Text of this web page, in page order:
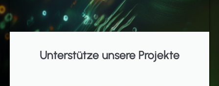
Unterstütze unsere Projekte